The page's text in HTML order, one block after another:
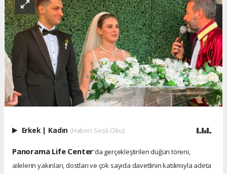
Erkek | Kadın (Haberi Sesli Oku)
Panorama Life Center'da gerçekleştirilen düğün töreni,
ailelerin yakınları, dostları ve çok sayıda davetlinin katılımıyla adeta